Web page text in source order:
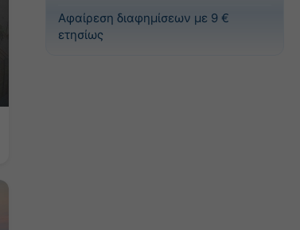
Αφαίρεση διαφημίσεων με 9 €
ετησίως